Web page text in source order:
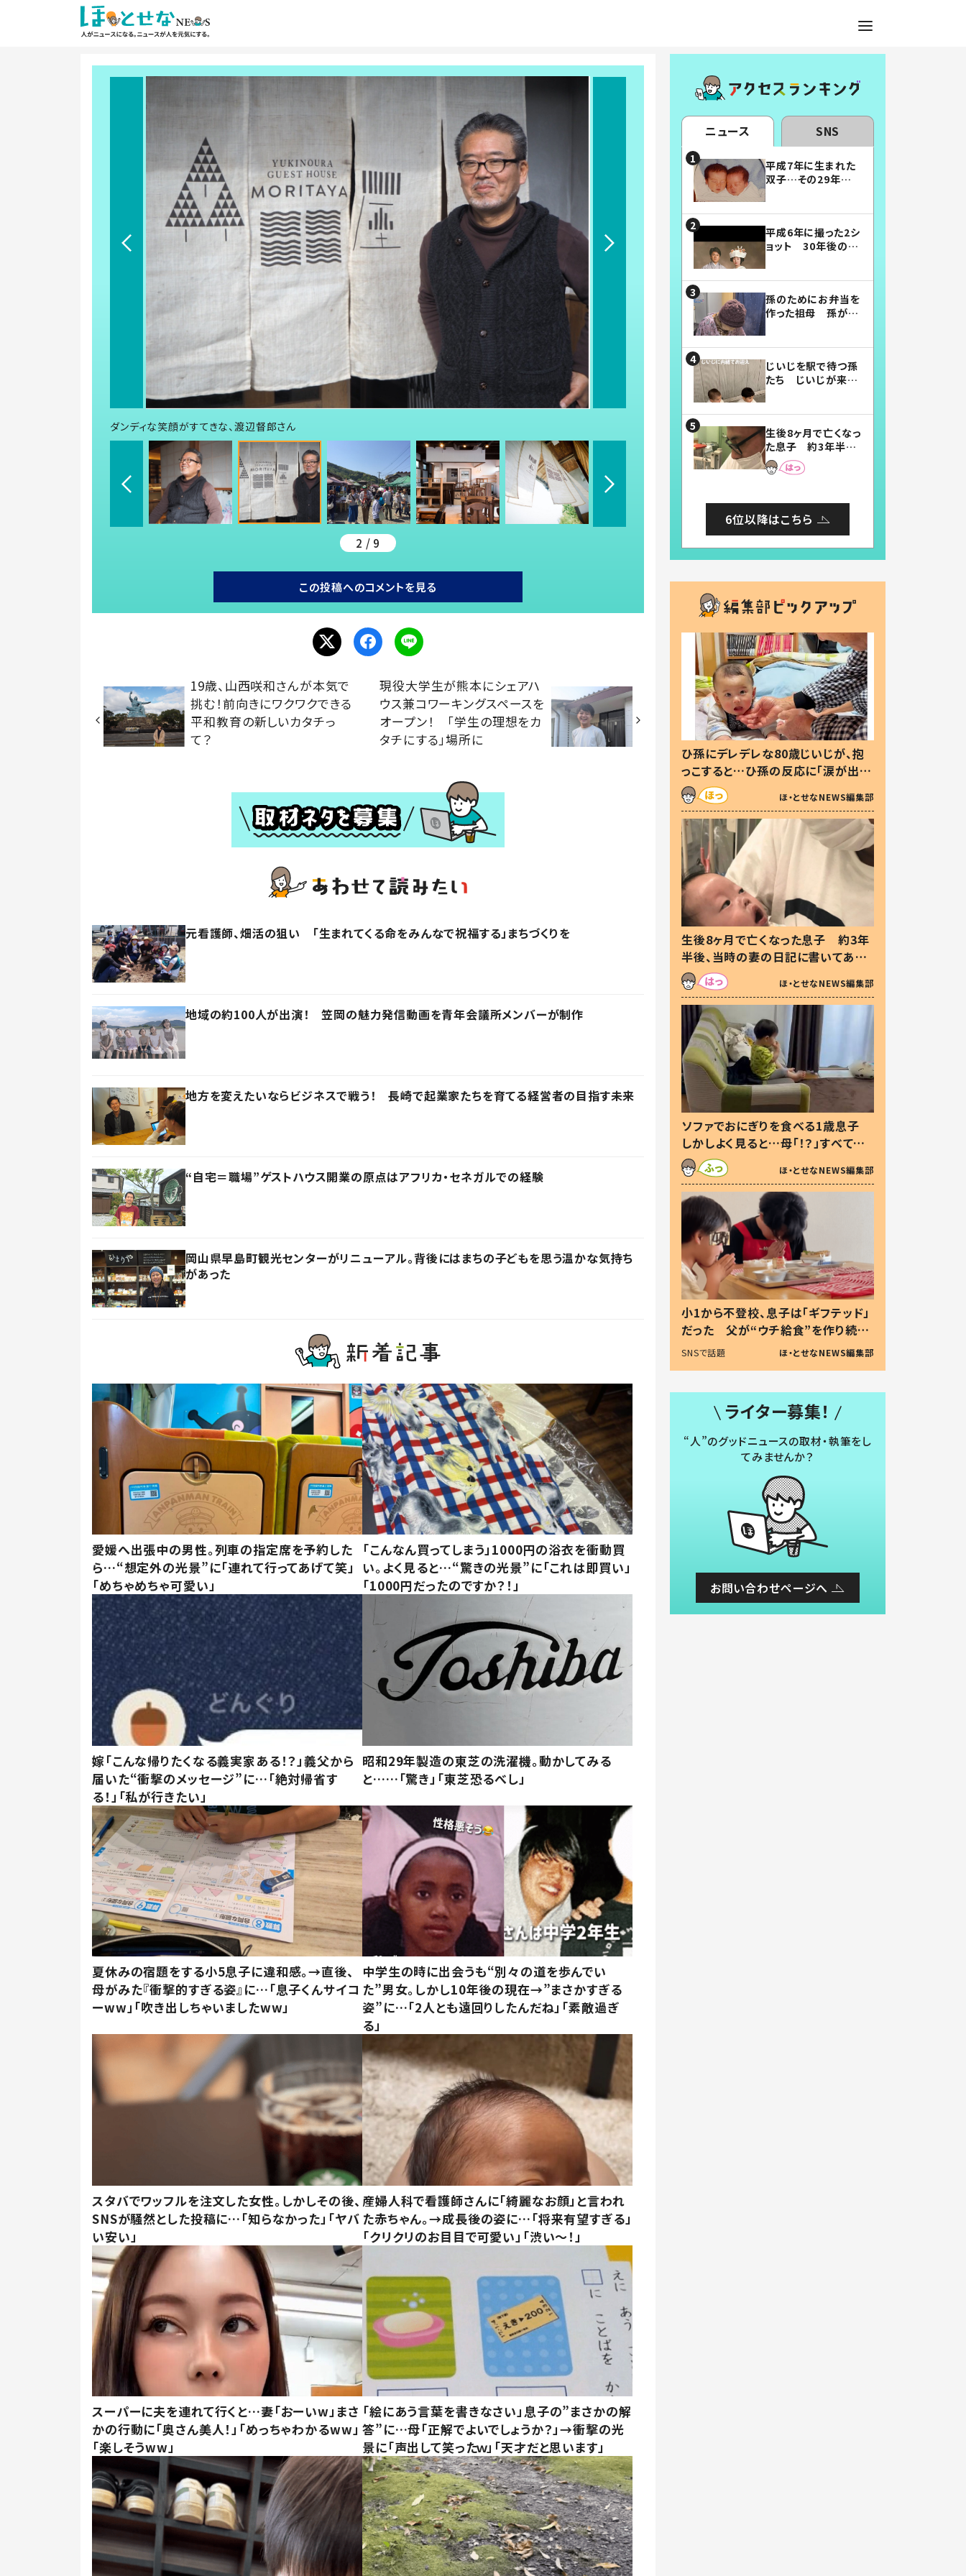
ダンディな笑顔がすてきな、渡辺督郎さん
2 / 9
この投稿へのコメントを見る
19歳、山西咲和さんが本気で
挑む！前向きにワクワクできる
平和教育の新しいカタチっ
て？
現役大学生が熊本にシェアハ
ウス兼コワーキングスペースを
オープン！ 「学生の理想をカ
タチにする」場所に
元看護師、畑活の狙い 「生まれてくる命をみんなで祝福する」まちづくりを
地域の約100人が出演！ 笠岡の魅力発信動画を青年会議所メンバーが制作
地方を変えたいならビジネスで戦う！ 長崎で起業家たちを育てる経営者の目指す未来
“自宅＝職場”ゲストハウス開業の原点はアフリカ・セネガルでの経験
岡山県早島町観光センターがリニューアル。背後にはまちの子どもを思う温かな気持ち
があった
愛媛へ出張中の男性。列車の指定席を予約した
ら…“想定外の光景”に「連れて行ってあげて笑」
「めちゃめちゃ可愛い」
「こんなん買ってしまう」1000円の浴衣を衝動買
い。よく見ると…“驚きの光景”に「これは即買い」
「1000円だったのですか？！」
嫁「こんな帰りたくなる義実家ある！？」義父から
届いた“衝撃のメッセージ”に…「絶対帰省す
る！」「私が行きたい」
昭和29年製造の東芝の洗濯機。動かしてみる
と……「驚き」「東芝恐るべし」
夏休みの宿題をする小5息子に違和感。→直後、
母がみた『衝撃的すぎる姿』に…「息子くんサイコ
ーww」「吹き出しちゃいましたww」
中学生の時に出会うも“別々の道を歩んでい
た”男女。しかし10年後の現在→”まさかすぎる
姿”に…「2人とも遠回りしたんだね」「素敵過ぎ
る」
スタバでワッフルを注文した女性。しかしその後、
SNSが騒然とした投稿に…「知らなかった」「ヤバ
い安い」
産婦人科で看護師さんに「綺麗なお顔」と言われ
た赤ちゃん。→成長後の姿に…「将来有望すぎる」
「クリクリのお目目で可愛い」「渋い～！」
スーパーに夫を連れて行くと…妻「おーいw」まさ
かの行動に「奥さん美人！」「めっちゃわかるww」
「楽しそうww」
「絵にあう言葉を書きなさい」息子の”まさかの解
答”に…母「正解でよいでしょうか？」→衝撃の光
景に「声出して笑ったｗ」「天才だと思います」
ニュース SNS
平成7年に生まれた
双子…その29年後
平成6年に撮った2シ
ョット 30年後の姿
孫のためにお弁当を
作った祖母 孫が絶
じいじを駅で待つ孫
たち じいじが来た
まらない」「幸せにな
れる」
生後8ヶ月で亡くなっ
た息子 約3年半
後、当時の妻の日記
に書いてあった本音
6位以降はこちら
ひ孫にデレデレな80歳じいじが、抱
っこすると…ひ孫の反応に「涙が出ま
した」「可愛くて仕方ない」
ほ・とせなNEWS編集部
生後8ヶ月で亡くなった息子 約3年
半後、当時の妻の日記に書いてあっ
た本音とは
ほ・とせなNEWS編集部
ソファでおにぎりを食べる1歳息子
しかしよく見ると…母「！？」すべてを
察した母の投稿に「可愛いから許
す！」「現行犯〜」
ほ・とせなNEWS編集部
小1から不登校、息子は「ギフテッド」
だった 父が“ウチ給食”を作り続け
る理由とは #令和の親 #令和の子
SNSで話題 ほ・とせなNEWS編集部
ライター募集！
“人”のグッドニュースの取材・執筆をし
てみませんか？
お問い合わせページへ